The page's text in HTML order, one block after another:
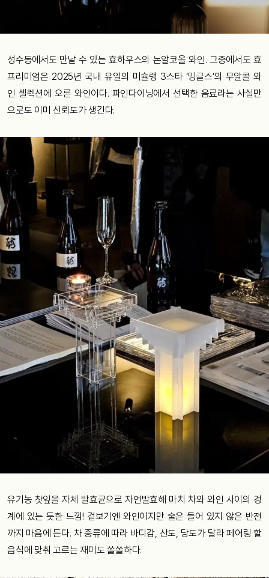
성수동에서도 만날 수 있는 효하우스의 논알코올 와인. 그중에서도 효
프리미엄은 2025년 국내 유일의 미슐랭 3스타 ‘밍글스’의 무알콜 와
인 셀렉션에 오른 와인이다. 파인다이닝에서 선택한 음료라는 사실만
으로도 이미 신뢰도가 생긴다.
유기농 찻잎을 자체 발효균으로 자연발효해 마치 차와 와인 사이의 경
계에 있는 듯한 느낌! 겉보기엔 와인이지만 술은 들어 있지 않은 반전
까지 마음에 든다. 차 종류에 따라 바디감, 산도, 당도가 달라 페어링 할
음식에 맞춰 고르는 재미도 쏠쏠하다.